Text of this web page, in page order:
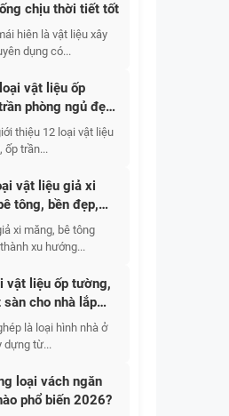
chịu thời tiết tốt
hiên là vật liệu xây
dụng có...
vật liệu ốp
phòng ngủ đẹp,
tốt 2026
thiệu 12 loại vật liệu
ốp trần...
vật liệu giả xi
tông, bền đẹp,
tốtxi măng, bê tông
xu hướng...
vật liệu ốp tường,
cho nhà lắp
là loại hình nhà ở
dựng từ...
loại vách ngăn
phổ biến 2026?